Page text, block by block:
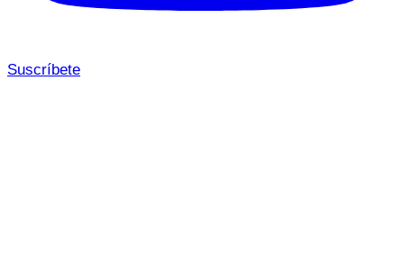
Suscríbete